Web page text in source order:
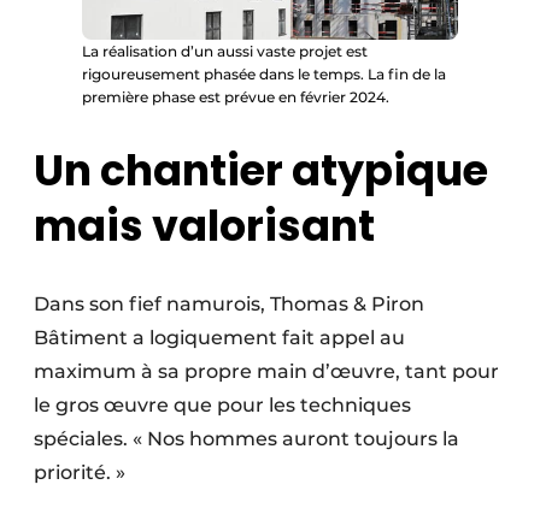
La réalisation d’un aussi vaste projet est
rigoureusement phasée dans le temps. La fin de la
première phase est prévue en février 2024.
Un chantier atypique
mais valorisant
Dans son fief namurois, Thomas & Piron
Bâtiment a logiquement fait appel au
maximum à sa propre main d’œuvre, tant pour
le gros œuvre que pour les techniques
spéciales. « Nos hommes auront toujours la
priorité. »